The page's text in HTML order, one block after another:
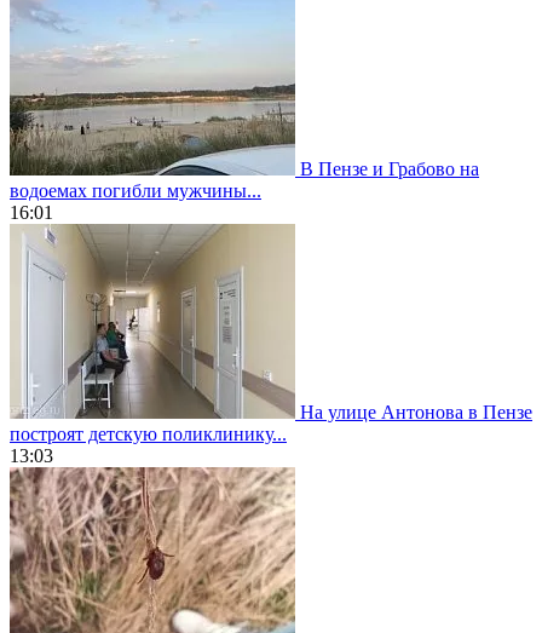
В Пензе и Грабово на
водоемах погибли мужчины...
16:01
На улице Антонова в Пензе
построят детскую поликлинику...
13:03